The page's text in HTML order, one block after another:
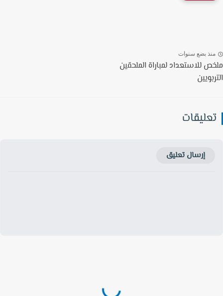
بضع سنوات
للاستعداد لمباراة الملحقين
إرسال تعليق